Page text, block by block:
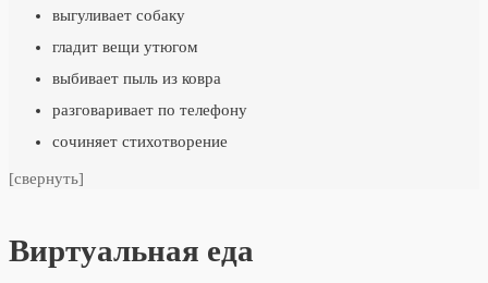
выгуливает собаку
гладит вещи утюгом
выбивает пыль из ковра
разговаривает по телефону
сочиняет стихотворение
[свернуть]
Виртуальная еда